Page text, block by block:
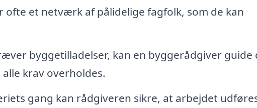
ofte et netværk af pålidelige fagfolk, som de kan
byggetilladelser, kan en byggerådgiver guide
krav overholdes.
gang kan rådgiveren sikre, at arbejdet